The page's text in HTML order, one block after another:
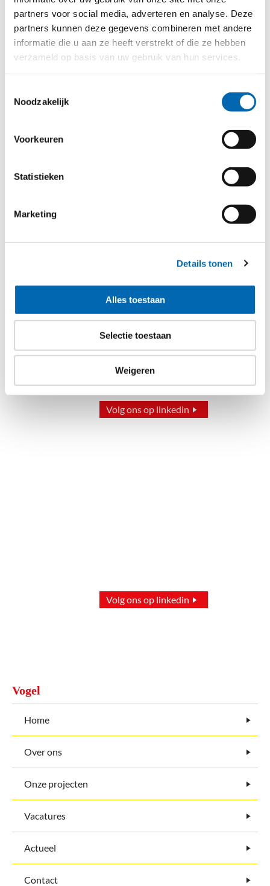
partners voor social media, adverteren en analyse. Deze
partners kunnen deze gegevens combineren met andere
informatie die u aan ze heeft verstrekt of die ze hebben
verzameld op basis van uw gebruik van hun services.
Noodzakelijk
Voorkeuren
Statistieken
Marketing
Details tonen
Alles toestaan
Selectie toestaan
Weigeren
Dat laatste is voor ons het allerbelangrijkste: we doen het
natuurlijk voor de bewoners. We zijn trots dat we met een
breed denkproces en goede samenwerking met onze
werkzaamheden in Beverburgh lopen tot eind 2024,
waarna de bewoners weer volop kunnen genieten van hun
balkons en galerijen.
Volg ons op linkedin
Volg ons op linkedin
Vogel
Home
Over ons
Onze projecten
Vacatures
Actueel
Contact